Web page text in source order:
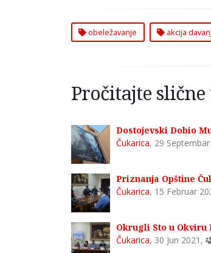
obeležavanje akcija
Pročitajte slične
Dostojevski Dobio
Čukarica, 29 Septembar
Priznanja Opštine
Čukarica, 15 Februar
Okrugli Sto u Okviru
Čukarica, 30 Jun 2021 ,